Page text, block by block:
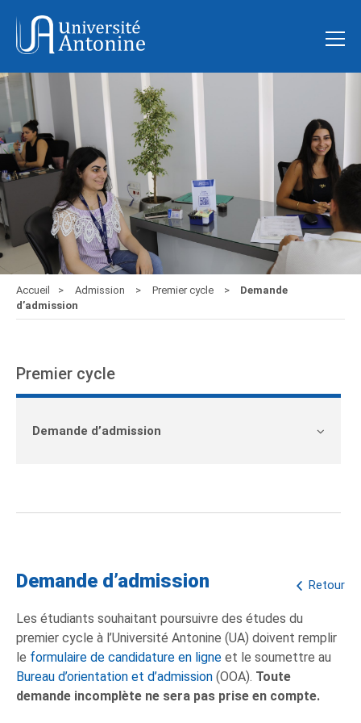
Accueil Admission Premier cycle
Demande
d’admission
Premier cycle
Demande d’admission
Retour
Demande d’admission
Les étudiants souhaitant poursuivre des études du
premier cycle à l’Université Antonine (UA) doivent remplir
le formulaire de candidature en ligne et le soumettre au
Bureau d’orientation et d’admission (OOA). Toute
demande incomplète ne sera pas prise en compte.